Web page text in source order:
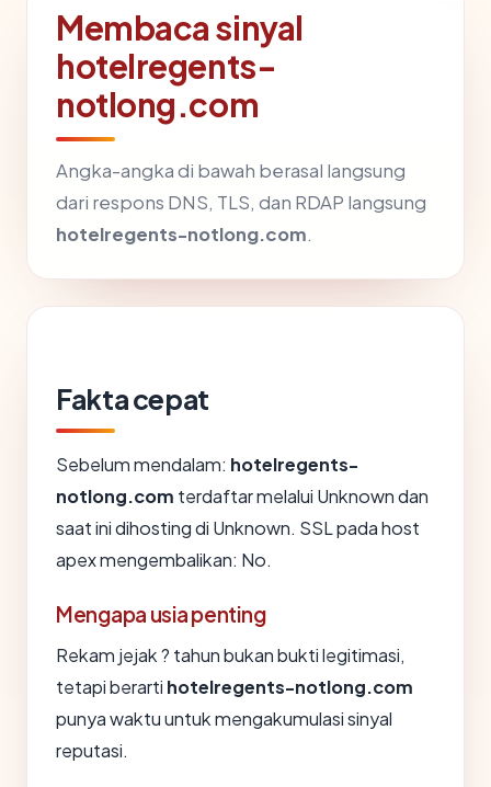
Membaca sinyal
hotelregents-
notlong.com
Angka-angka di bawah berasal langsung
dari respons DNS, TLS, dan RDAP langsung
hotelregents-notlong.com.
Fakta cepat
Sebelum mendalam: hotelregents-
notlong.com terdaftar melalui Unknown dan
saat ini dihosting di Unknown. SSL pada host
apex mengembalikan: No.
Mengapa usia penting
Rekam jejak ? tahun bukan bukti legitimasi,
tetapi berarti hotelregents-notlong.com
punya waktu untuk mengakumulasi sinyal
reputasi.